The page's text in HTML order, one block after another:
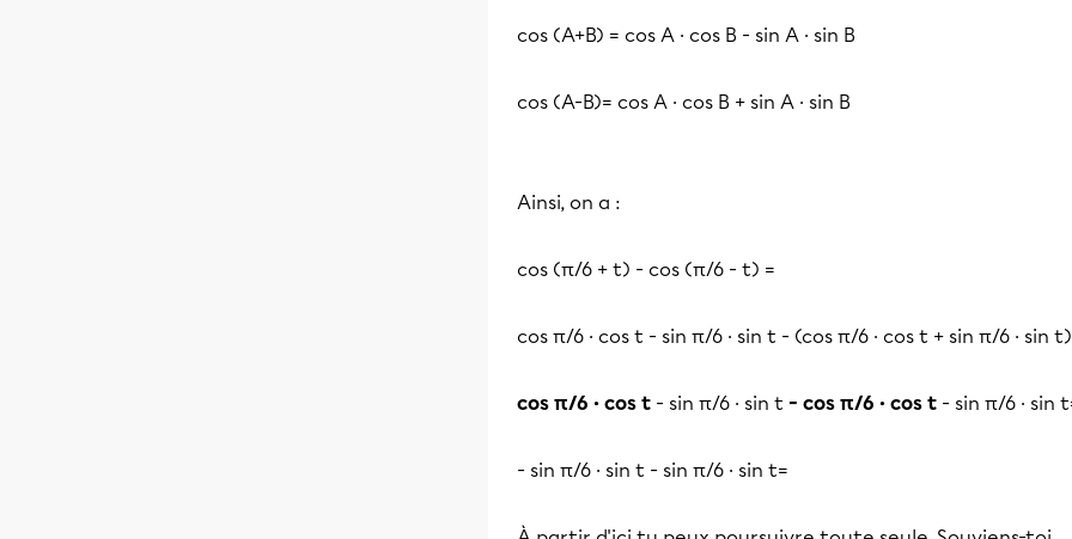
cos (A+B) = cos A · cos B - sin A · sin B
cos (A-B)= cos A · cos B + sin A · sin B
Ainsi, on a :
cos (π/6 + t) - cos (π/6 - t) =
cos π/6 · cos t - sin π/6 · sin t - (cos π/6 · cos t + sin π/6 · sin
cos π/6 · cos t - sin π/6 · sin t - cos π/6 · cos t - sin π/6 · sin
- sin π/6 · sin t - sin π/6 · sin t=